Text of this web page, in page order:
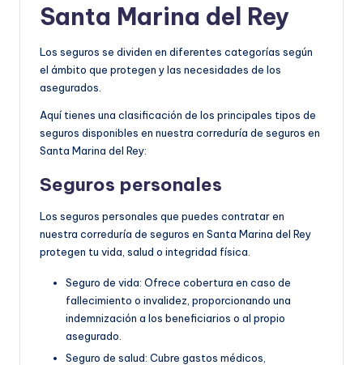
Santa Marina del Rey
Los seguros se dividen en diferentes categorías según
el ámbito que protegen y las necesidades de los
asegurados.
Aquí tienes una clasificación de los principales tipos de
seguros disponibles en nuestra correduría de seguros en
Santa Marina del Rey:
Seguros personales
Los seguros personales que puedes contratar en
nuestra correduría de seguros en Santa Marina del Rey
protegen tu vida, salud o integridad física.
Seguro de vida: Ofrece cobertura en caso de
fallecimiento o invalidez, proporcionando una
indemnización a los beneficiarios o al propio
asegurado.
Seguro de salud: Cubre gastos médicos,